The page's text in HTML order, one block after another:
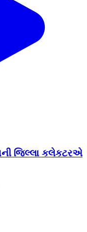
જિલ્લા કલેકટરએ